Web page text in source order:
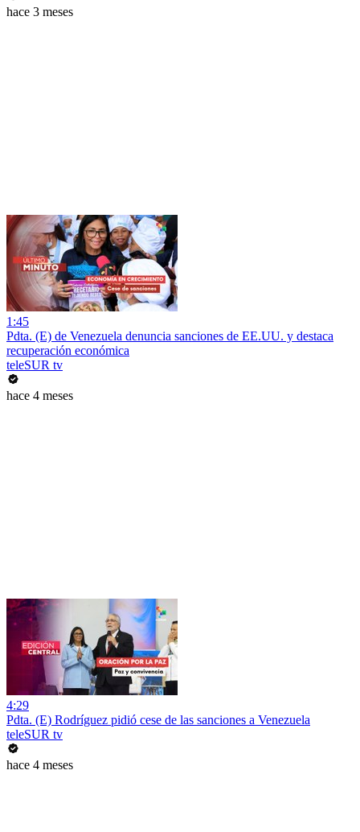
hace 3 meses
1:45
Pdta. (E) de Venezuela denuncia sanciones de EE.UU. y destaca
recuperación económica
teleSUR tv
hace 4 meses
4:29
Pdta. (E) Rodríguez pidió cese de las sanciones a Venezuela
teleSUR tv
hace 4 meses